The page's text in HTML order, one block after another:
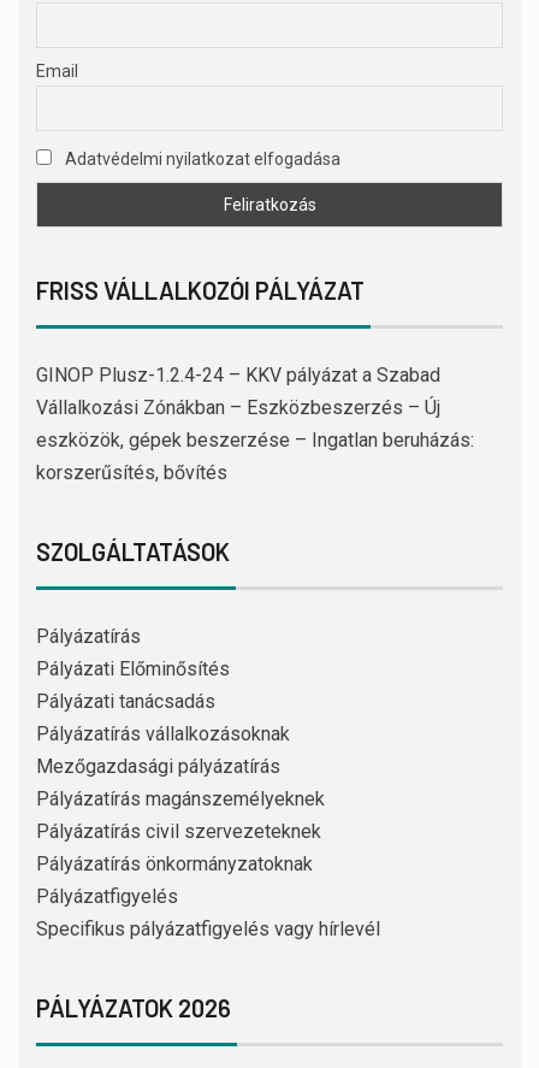
Email
Adatvédelmi nyilatkozat elfogadása
FRISS VÁLLALKOZÓI PÁLYÁZAT
GINOP Plusz-1.2.4-24 – KKV pályázat a Szabad
Vállalkozási Zónákban – Eszközbeszerzés – Új
eszközök, gépek beszerzése – Ingatlan beruházás:
korszerűsítés, bővítés
SZOLGÁLTATÁSOK
Pályázatírás
Pályázati Előminősítés
Pályázati tanácsadás
Pályázatírás vállalkozásoknak
Mezőgazdasági pályázatírás
Pályázatírás magánszemélyeknek
Pályázatírás civil szervezeteknek
Pályázatírás önkormányzatoknak
Pályázatfigyelés
Specifikus pályázatfigyelés vagy hírlevél
PÁLYÁZATOK 2026